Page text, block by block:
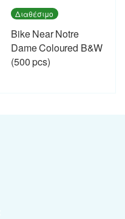
Διαθέσιμο
Bike Near Notre
Dame Coloured B&W
(500 pcs)